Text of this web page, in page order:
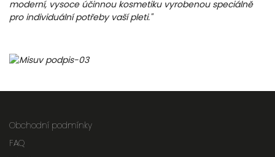
moderní, vysoce účinnou kosmetiku vyrobenou speciálně
pro individuální potřeby vaší pleti."
Obchodní podmínky
FAQ